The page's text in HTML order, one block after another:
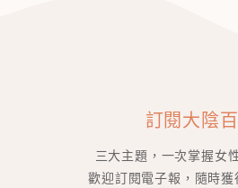
訂閱大陰
三大主題，一次掌握女
歡迎訂閱電子報，隨時獲